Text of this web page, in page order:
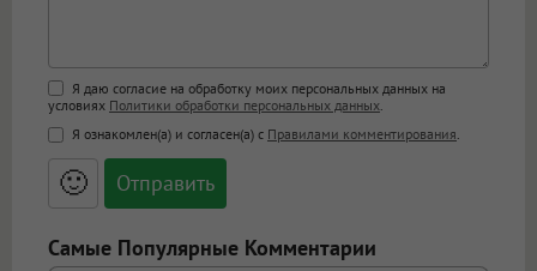
Поддержка HTML
<b>, <strong>, <u>, <i>, <em>, <s>, <big>,
<small>, <sup>, <sub>, <pre>, <ul>, <ol>, <li>,
<blockquote>, <code> экранирует HTML,
адреса URL автоматически становятся
ссылками, и [img]адрес[/img] будет
Я даю согласие на обработку моих персональных данных на
условиях Политики обработки персональных данных.
Я ознакомлен(а) и согласен(а) с Правилами комментирования.
🙂
Самые Популярные Комментарии